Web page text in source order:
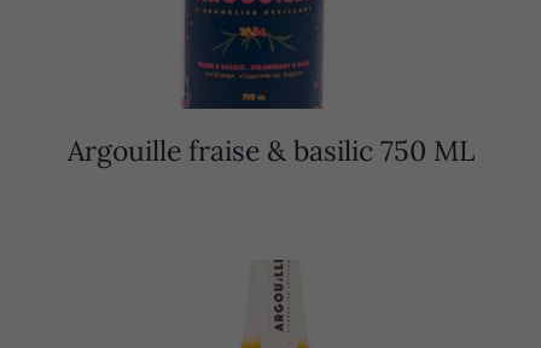
Argouille fraise & basilic 750 ML